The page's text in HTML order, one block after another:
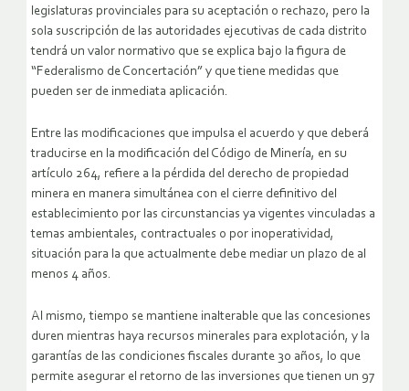
legislaturas provinciales para su aceptación o rechazo, pero la
sola suscripción de las autoridades ejecutivas de cada distrito
tendrá un valor normativo que se explica bajo la figura de
“Federalismo de Concertación” y que tiene medidas que
pueden ser de inmediata aplicación.
Entre las modificaciones que impulsa el acuerdo y que deberá
traducirse en la modificación del Código de Minería, en su
artículo 264, refiere a la pérdida del derecho de propiedad
minera en manera simultánea con el cierre definitivo del
establecimiento por las circunstancias ya vigentes vinculadas a
temas ambientales, contractuales o por inoperatividad,
situación para la que actualmente debe mediar un plazo de al
menos 4 años.
Al mismo, tiempo se mantiene inalterable que las concesiones
duren mientras haya recursos minerales para explotación, y la
garantías de las condiciones fiscales durante 30 años, lo que
permite asegurar el retorno de las inversiones que tienen un 97